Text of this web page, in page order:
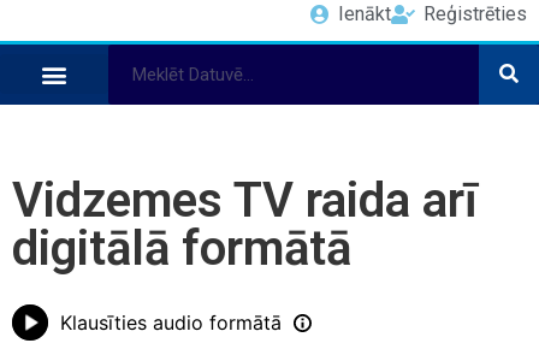
Ienākt Reģistrēties
Vidzemes TV raida arī
digitālā formātā
Klausīties audio formātā